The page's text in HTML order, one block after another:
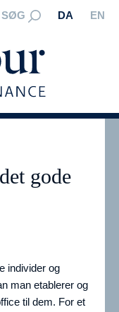
SØG DA EN
gode
individer og
man etablerer og
til dem. For et